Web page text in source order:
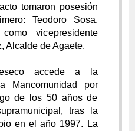
tomaron posesión
Teodoro Sosa,
vicepresidente
Alcalde de Agaete.
accede a la
Mancomunidad por
de los 50 años de
tras la
en el año 1997. La